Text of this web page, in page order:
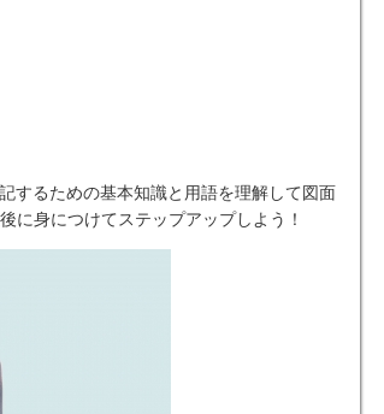
するための基本知識と用語を理解して図面
に身につけてステップアップしよう！